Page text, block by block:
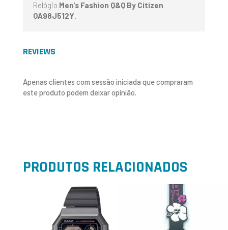
Relógio Men’s Fashion Q&Q By Citizen
QA98J512Y.
REVIEWS
Apenas clientes com sessão iniciada que compraram
este produto podem deixar opinião.
PRODUTOS RELACIONADOS